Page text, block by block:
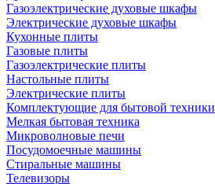
Газоэлектрические духовые шкафы
Электрические духовые шкафы
Кухонные плиты
Газовые плиты
Газоэлектрические плиты
Настольные плиты
Электрические плиты
Комплектующие для бытовой техники
Мелкая бытовая техника
Микроволновые печи
Посудомоечные машины
Стиральные машины
Телевизоры